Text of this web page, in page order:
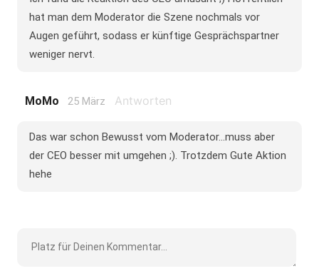
hat man dem Moderator die Szene nochmals vor
Augen geführt, sodass er künftige Gesprächspartner
weniger nervt.
MoMo 25 März Antworten
Das war schon Bewusst vom Moderator...muss aber
der CEO besser mit umgehen ;). Trotzdem Gute Aktion
hehe